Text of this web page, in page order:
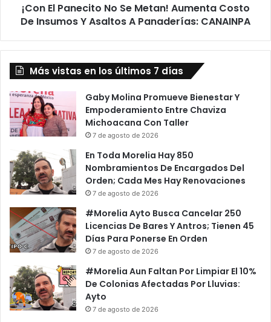
Insumos
CANAINPA
¡Con El Panecito No Se Metan! Aumenta Costo
De Insumos Y Asaltos A Panaderías: CANAINPA
Más vistas en los últimos 7 días
Gaby Molina Promueve Bienestar Y
Empoderamiento Entre Chaviza
Michoacana Con Taller
7 de agosto de 2026
En Toda Morelia Hay 850
Nombramientos De Encargados Del
Orden; Cada Mes Hay Renovaciones
7 de agosto de 2026
#Morelia Ayto Busca Cancelar 250
Licencias De Bares Y Antros; Tienen 45
Días Para Ponerse En Orden
7 de agosto de 2026
#Morelia Aun Faltan Por Limpiar El 10%
De Colonias Afectadas Por Lluvias:
Ayto
7 de agosto de 2026